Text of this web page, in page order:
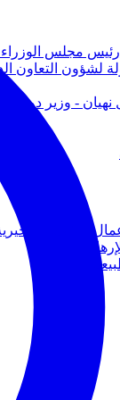
مجلس الوزراء
لشؤون التعاون
- وزير دولة
والأعمال